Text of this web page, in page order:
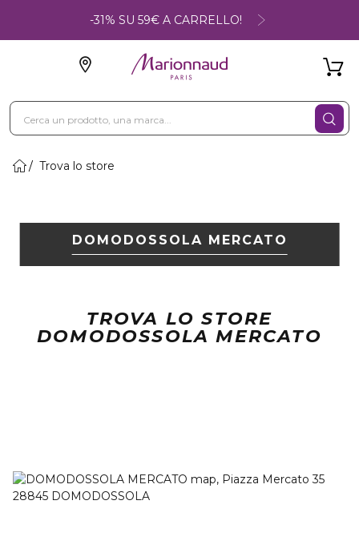
-31% SU 59€ A CARRELLO!
Trova lo store
DOMODOSSOLA MERCATO
TROVA LO STORE
DOMODOSSOLA MERCATO